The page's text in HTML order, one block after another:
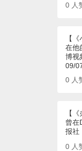
0 人
【
在他
博视
09/
0 人
【
曾在
报社
0 人